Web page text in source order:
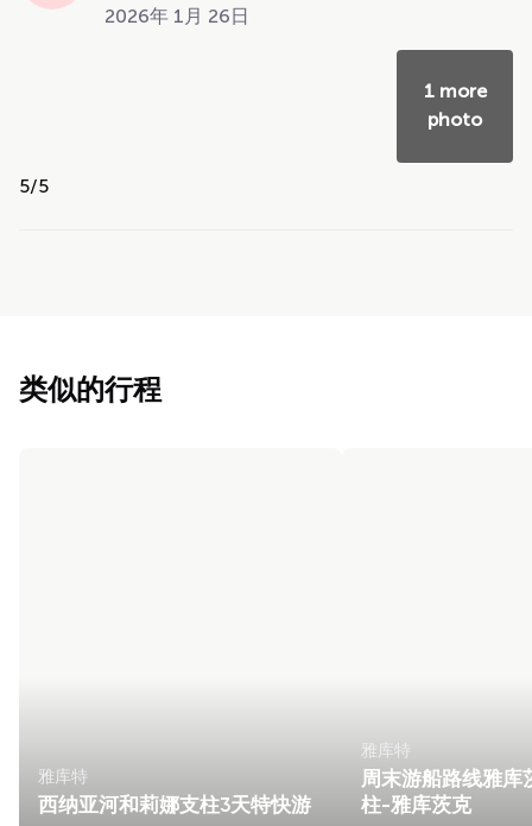
2026年 1月 26日
1 more
photo
5/5
类似的行程
雅库特
西纳亚河和莉娜支柱3天特快游
雅库特
周末游船路线雅库
柱-雅库茨克